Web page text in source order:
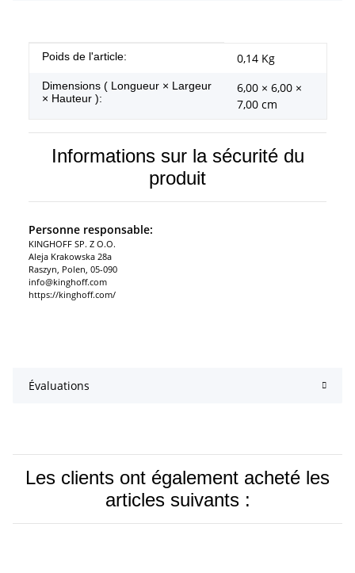
#productDetails.itemInformation#
#productDetails.itemValue#
Poids de l'article: 0,14 Kg
Dimensions ( Longueur × Largeur
× Hauteur ):
6,00 × 6,00 ×
7,00 cm
Informations sur la sécurité du
produit
Personne responsable:
KINGHOFF SP. Z O.O.
Aleja Krakowska 28a
Raszyn, Polen, 05-090
info@kinghoff.com
https://kinghoff.com/
Évaluations
Les clients ont également acheté les
articles suivants :